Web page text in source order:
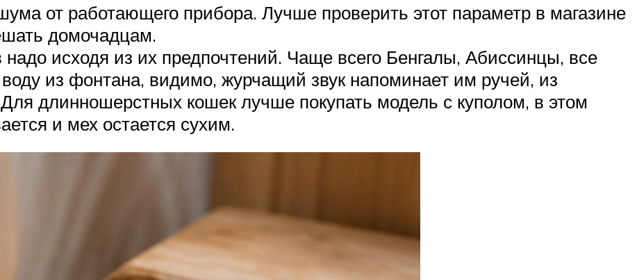
от работающего прибора. Лучше проверить этот параметр в магазине
домочадцам.
исходя из их предпочтений. Чаще всего Бенгалы, Абиссинцы, все
из фонтана, видимо, журчащий звук напоминает им ручей, из
Для длинношерстных кошек лучше покупать модель с куполом, в этом
и мех остается сухим.